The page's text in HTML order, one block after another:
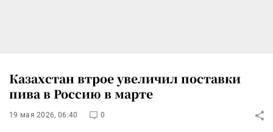
Казахстан втрое увеличил поставки
пива в Россию в марте
19 мая 2026, 06:40 0